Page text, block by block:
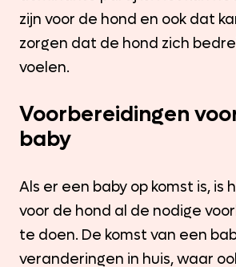
zijn voor de hond en ook dat
zorgen dat de hond zich
voelen.
Voorbereidingen
baby
Als er een baby op komst is, is
voor de hond al de nodige
te doen. De komst van een
veranderingen in huis, waar